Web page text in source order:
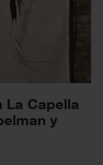
La Capella
y